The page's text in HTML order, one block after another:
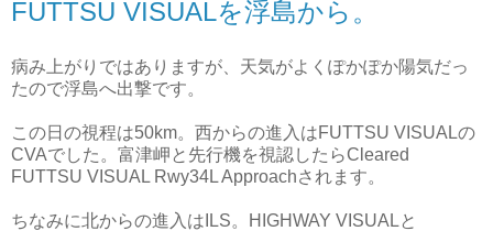
FUTTSU VISUALを浮島から。
病み上がりではありますが、天気がよくぽかぽか陽気だっ
たので浮島へ出撃です。
この日の視程は50km。西からの進入はFUTTSU VISUALの
CVAでした。富津岬と先行機を視認したらCleared
FUTTSU VISUAL Rwy34L Approachされます。
ちなみに北からの進入はILS。HIGHWAY VISUALと